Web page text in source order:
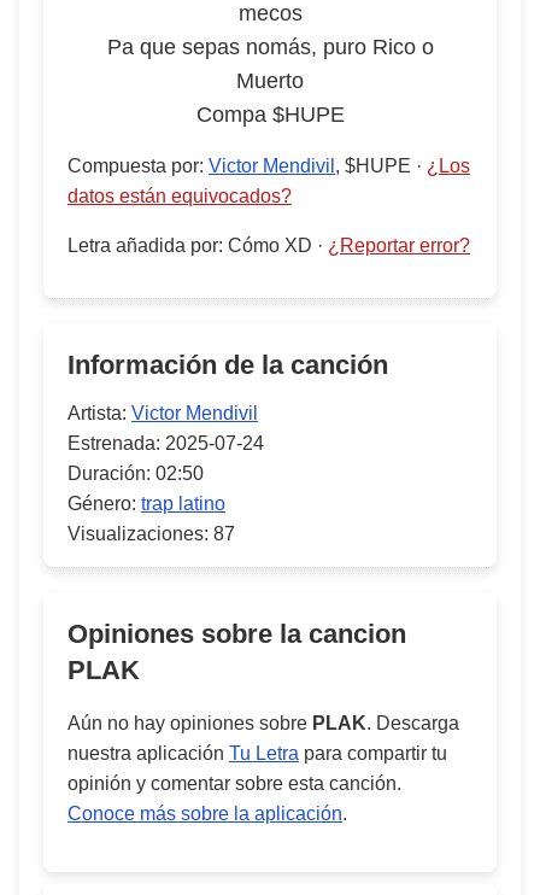
mecos
Pa que sepas nomás, puro Rico o
Muerto
Compa $HUPE
Compuesta por: Victor Mendivil , $HUPE · ¿Los
datos están equivocados?
Letra añadida por: Cómo XD · ¿Reportar error?
Información de la canción
Artista: Victor Mendivil
Estrenada: 2025-07-24
Duración: 02:50
Género: trap latino
Visualizaciones: 87
Opiniones sobre la cancion
PLAK
Aún no hay opiniones sobre PLAK. Descarga
nuestra aplicación Tu Letra para compartir tu
opinión y comentar sobre esta canción.
Conoce más sobre la aplicación.